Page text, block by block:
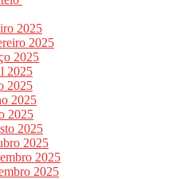
2025
2025
2025
2025
2025
2025
2025
2025
2025
2025
2025